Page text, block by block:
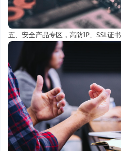
五、安全产品专区，高防IP、SSL证